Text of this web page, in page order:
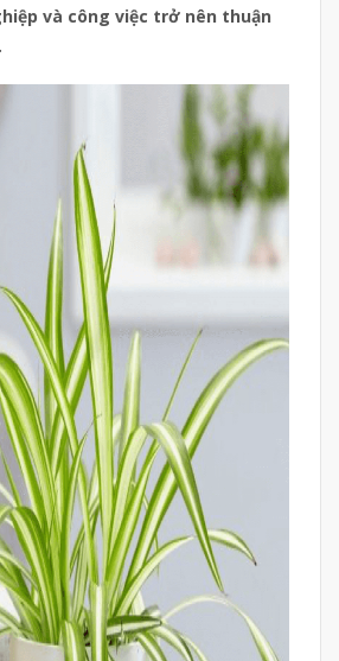
và công việc trở nên thuận